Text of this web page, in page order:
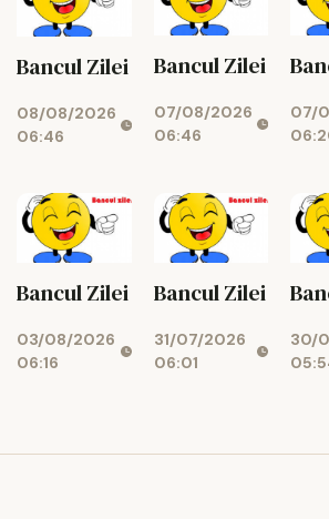
Bancul Zilei
08/08/2026
06:46
Bancul Zilei
07/08/2026
06:46
07/
Bancul Zilei
03/08/2026
06:16
Bancul Zilei
31/07/2026
06:01
30/